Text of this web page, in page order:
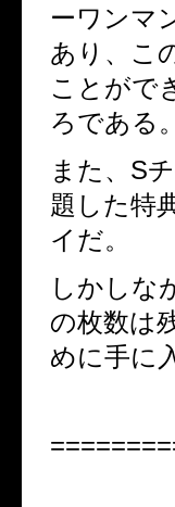
ーワンマ
あり、こ
ことがで
ろである。
また、S
題した特
イだ。
しかしな
の枚数は
めに手に